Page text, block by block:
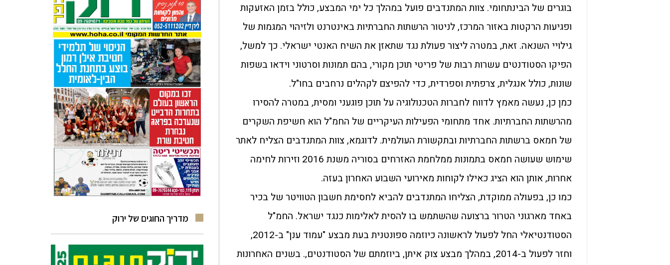
בוגרים של הבינתחומי. צוות המתנדבים פועל במהלך כל ימי המבצע, כולל בזמן האזעקות
ופגיעות הרקטות באזור המרכז, לניטור הרשתות החברתיות באינטרנט ולזיהוי המגמות של
גילויי השנאה. זאת, במטרה ליצור פעולת נגד שתאזן את השיח האנטי ישראלי. כך למשל,
הפיקו הסטודנטים עשרות רבות של פריטי תוכן מקורי, בהם תמונות וסרטוני וידאו בשפות
שונות, כולל אנגלית, צרפתית וספרדית, כדי להפיצם לקהלים נרחבים בחו"ל.
כמן כן, נעשה מאמץ לדווח לחברות הטכנולוגיה על תוכן פוגעני ומסית, במטרה להסירו
מהרשתות החברתיות. אחד מתחומי הפעילות העיקריים של החמ"ל הוא חשיפת השקרים
של חמאס ברשתות החברתיות ובתקשורת העולמית. לדוגמא, צוות המתנדבים הצליח לאתר
שימוש שעושה חמאס בתמונות ממלחמת האזרחים בסוריה משנת 2016 וזירות לחימה
אחרות, אותן הוא הציג כאילו לקוחות מאירועי השבוע האחרון בעזה.
כמו כן, בפעולה ממוקדת, הצליחו המתנדבים להביא לחסימת חשבון הטוויטר של בכיר
באחד מארגוני הטרור ברצועה שהשתמש בו להסית לאלימות כנגד ישראל. החמ"ל
הסטודנטיאלי החל לפעול לראשונה כיוזמה ספונטנית בעת מבצע "עמוד ענן" ב-2012,
וחזר לפעול ב-2014, במהלך מבצע צוק איתן, ביוזמתם של הסטודנטים,. בשנים האחרונות
מדריך החוגים של ירוק